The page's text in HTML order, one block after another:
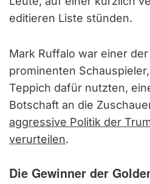
editieren Liste stünden.
Mark Ruffalo war einer
prominenten
Teppich dafür nutzten,
Botschaft an die
aggressive Politik der
verurteilen.
Die Gewinner der